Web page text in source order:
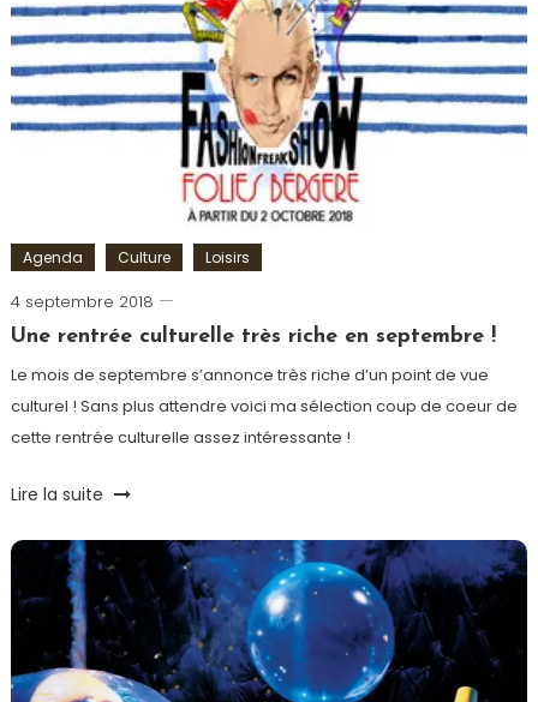
et-
Marne,
Spectacle
Agenda Culture Loisirs
4 septembre 2018
Ludovic
Une rentrée culturelle très riche en septembre !
Le mois de septembre s’annonce très riche d’un point de vue
culturel ! Sans plus attendre voici ma sélection coup de coeur de
cette rentrée culturelle assez intéressante !
Tagged
culture,
Exposition ,
Rentrée,
rentrée
culturelle,
septembre,
Lire la suite